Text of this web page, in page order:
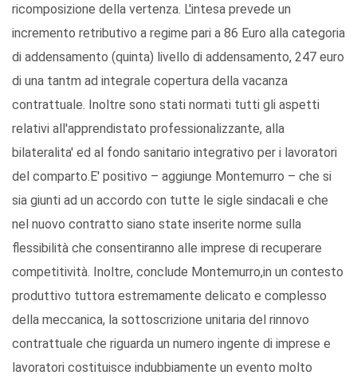
ricomposizione della vertenza. L'intesa prevede un
incremento retributivo a regime pari a 86 Euro alla categoria
di addensamento (quinta) livello di addensamento, 247 euro
di una tantm ad integrale copertura della vacanza
contrattuale. Inoltre sono stati normati tutti gli aspetti
relativi all'apprendistato professionalizzante, alla
bilateralita' ed al fondo sanitario integrativo per i lavoratori
del comparto.E' positivo – aggiunge Montemurro – che si
sia giunti ad un accordo con tutte le sigle sindacali e che
nel nuovo contratto siano state inserite norme sulla
flessibilità che consentiranno alle imprese di recuperare
competitività. Inoltre, conclude Montemurro,in un contesto
produttivo tuttora estremamente delicato e complesso
della meccanica, la sottoscrizione unitaria del rinnovo
contrattuale che riguarda un numero ingente di imprese e
lavoratori costituisce indubbiamente un evento molto